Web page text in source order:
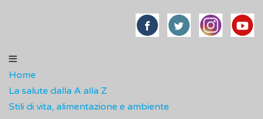
Home
La salute dalla A alla Z
Stili di vita, alimentazione e ambiente